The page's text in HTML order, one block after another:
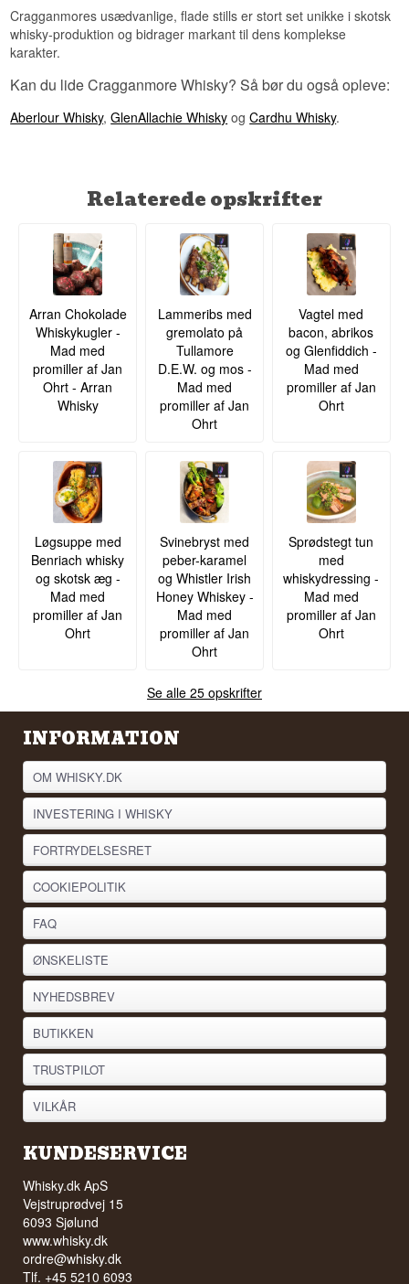
Cragganmores usædvanlige, flade stills er stort set unikke i skotsk
whisky-produktion og bidrager markant til dens komplekse
karakter.
Kan du lide Cragganmore Whisky? Så bør du også opleve:
Aberlour Whisky,GlenAllachie Whisky ogCardhu Whisky.
Relaterede opskrifter
Arran Chokolade
Whiskykugler -
Mad med
promiller af Jan
Ohrt - Arran
Whisky
Lammeribs med
gremolato på
Tullamore
D.E.W. og mos -
Mad med
promiller af Jan
Ohrt
Vagtel med
bacon, abrikos
og Glenfiddich -
Mad med
promiller af Jan
Ohrt
Løgsuppe med
Benriach whisky
og skotsk æg -
Mad med
promiller af Jan
Ohrt
Svinebryst med
peber-karamel
og Whistler Irish
Honey Whiskey -
Mad med
promiller af Jan
Ohrt
Sprødstegt tun
med
whiskydressing -
Mad med
promiller af Jan
Ohrt
Se alle 25 opskrifter
INFORMATION
OM WHISKY.DK
INVESTERING I WHISKY
FORTRYDELSESRET
COOKIEPOLITIK
FAQ
ØNSKELISTE
NYHEDSBREV
BUTIKKEN
TRUSTPILOT
VILKÅR
KUNDESERVICE
Whisky.dk ApS
Vejstruprødvej 15
6093 Sjølund
www.whisky.dk
ordre@whisky.dk
Tlf. +45 5210 6093